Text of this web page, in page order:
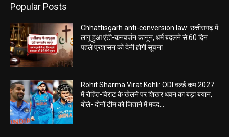
Popular Posts
Chhattisgarh anti-conversion law: छत्तीसगढ़ में
लागू हुआ एंटी-कनवर्जन कानून, धर्म बदलने से 60 दिन
पहले प्रशासन को देनी होगी सूचना
Rohit Sharma Virat Kohli: ODI वर्ल्ड कप 2027
में रोहित-विराट के खेलने पर शिखर धवन का बड़ा बयान,
बोले- दोनों टीम को जिताने में मदद...